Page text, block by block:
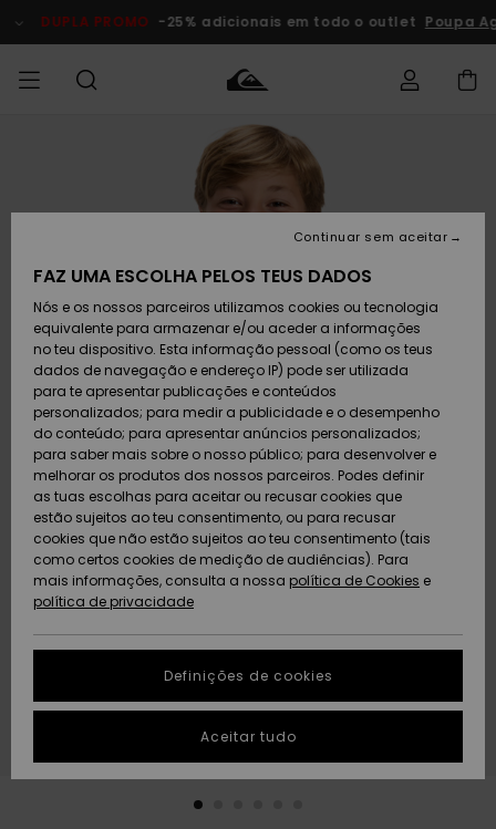
do
DUPLA PROMO -25% adicionais em todo o outlet Poupa
Roupas
Calçado e
chinelos
Surfe/água
Snow
Artigos
recém-
chegados
Coleções
MENINO
Roupas
Calçado e
chinelos
Surfe/água
Neve
Artigos
recém-
chegados
Highlights
MULHER
Shop
chegados
Highlights
Snow
SURF
Surf Shop
Homem
Crianças
Highlights
Community
SNOW
Artigos
Neve
Homem
Artigos
Criança
Snow Shop
Feminino
Highlights
Community
DUPLA
PROMO
Outlet
Homem
Criança
Outlet
Mulher
AJUDA
Acede à tua
encomenda
Devoluções
Pagamento
Cartão
presente
Quiksilver
Freedom
Protecção de
dados
Guia de
tamanhos
conversa para
obteres a
resposta mais
rápida à tua
SUSTAINABILITY
PRESENTE
FAZ UMA ESCOLHA PELOS TEUS DADOS
Nós e os nossos parceiros utilizamos cookies ou tecnologia
equivalente para armazenar e/ou aceder a informações
no teu dispositivo. Esta informação pessoal (como os teus
dados de navegação e endereço IP) pode ser utilizada
para te apresentar publicações e conteúdos
personalizados; para medir a publicidade e o desempenho
do conteúdo; para apresentar anúncios personalizados;
para saber mais sobre o nosso público; para desenvolver e
melhorar os produtos dos nossos parceiros. Podes definir
as tuas escolhas para aceitar ou recusar cookies que
estão sujeitos ao teu consentimento, ou para recusar
cookies que não estão sujeitos ao teu consentimento (tais
como certos cookies de medição de audiências). Para
mais informações, consulta a nossa política de Cookies e
política de privacidade
Definições de cookies
Continuar sem aceitar
Aceitar tudo